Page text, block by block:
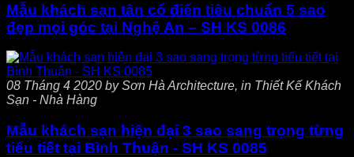
Mẫu khách sạn tân cổ điển tiêu chuẩn 5 sao
đẹp mọi góc tại Nghệ An – SH KS 0086
08 Tháng 4 2020 by Sơn Hà Architecture, in Thiết Kế Khách
Sạn - Nhà Hàng
Mẫu khách sạn hiện đại 3 sao sang trọng từng
tiểu tiết tại Bình Thuận - SH KS 0085